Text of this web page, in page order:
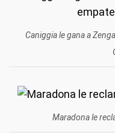
Caniggia le gana a
Maradona le